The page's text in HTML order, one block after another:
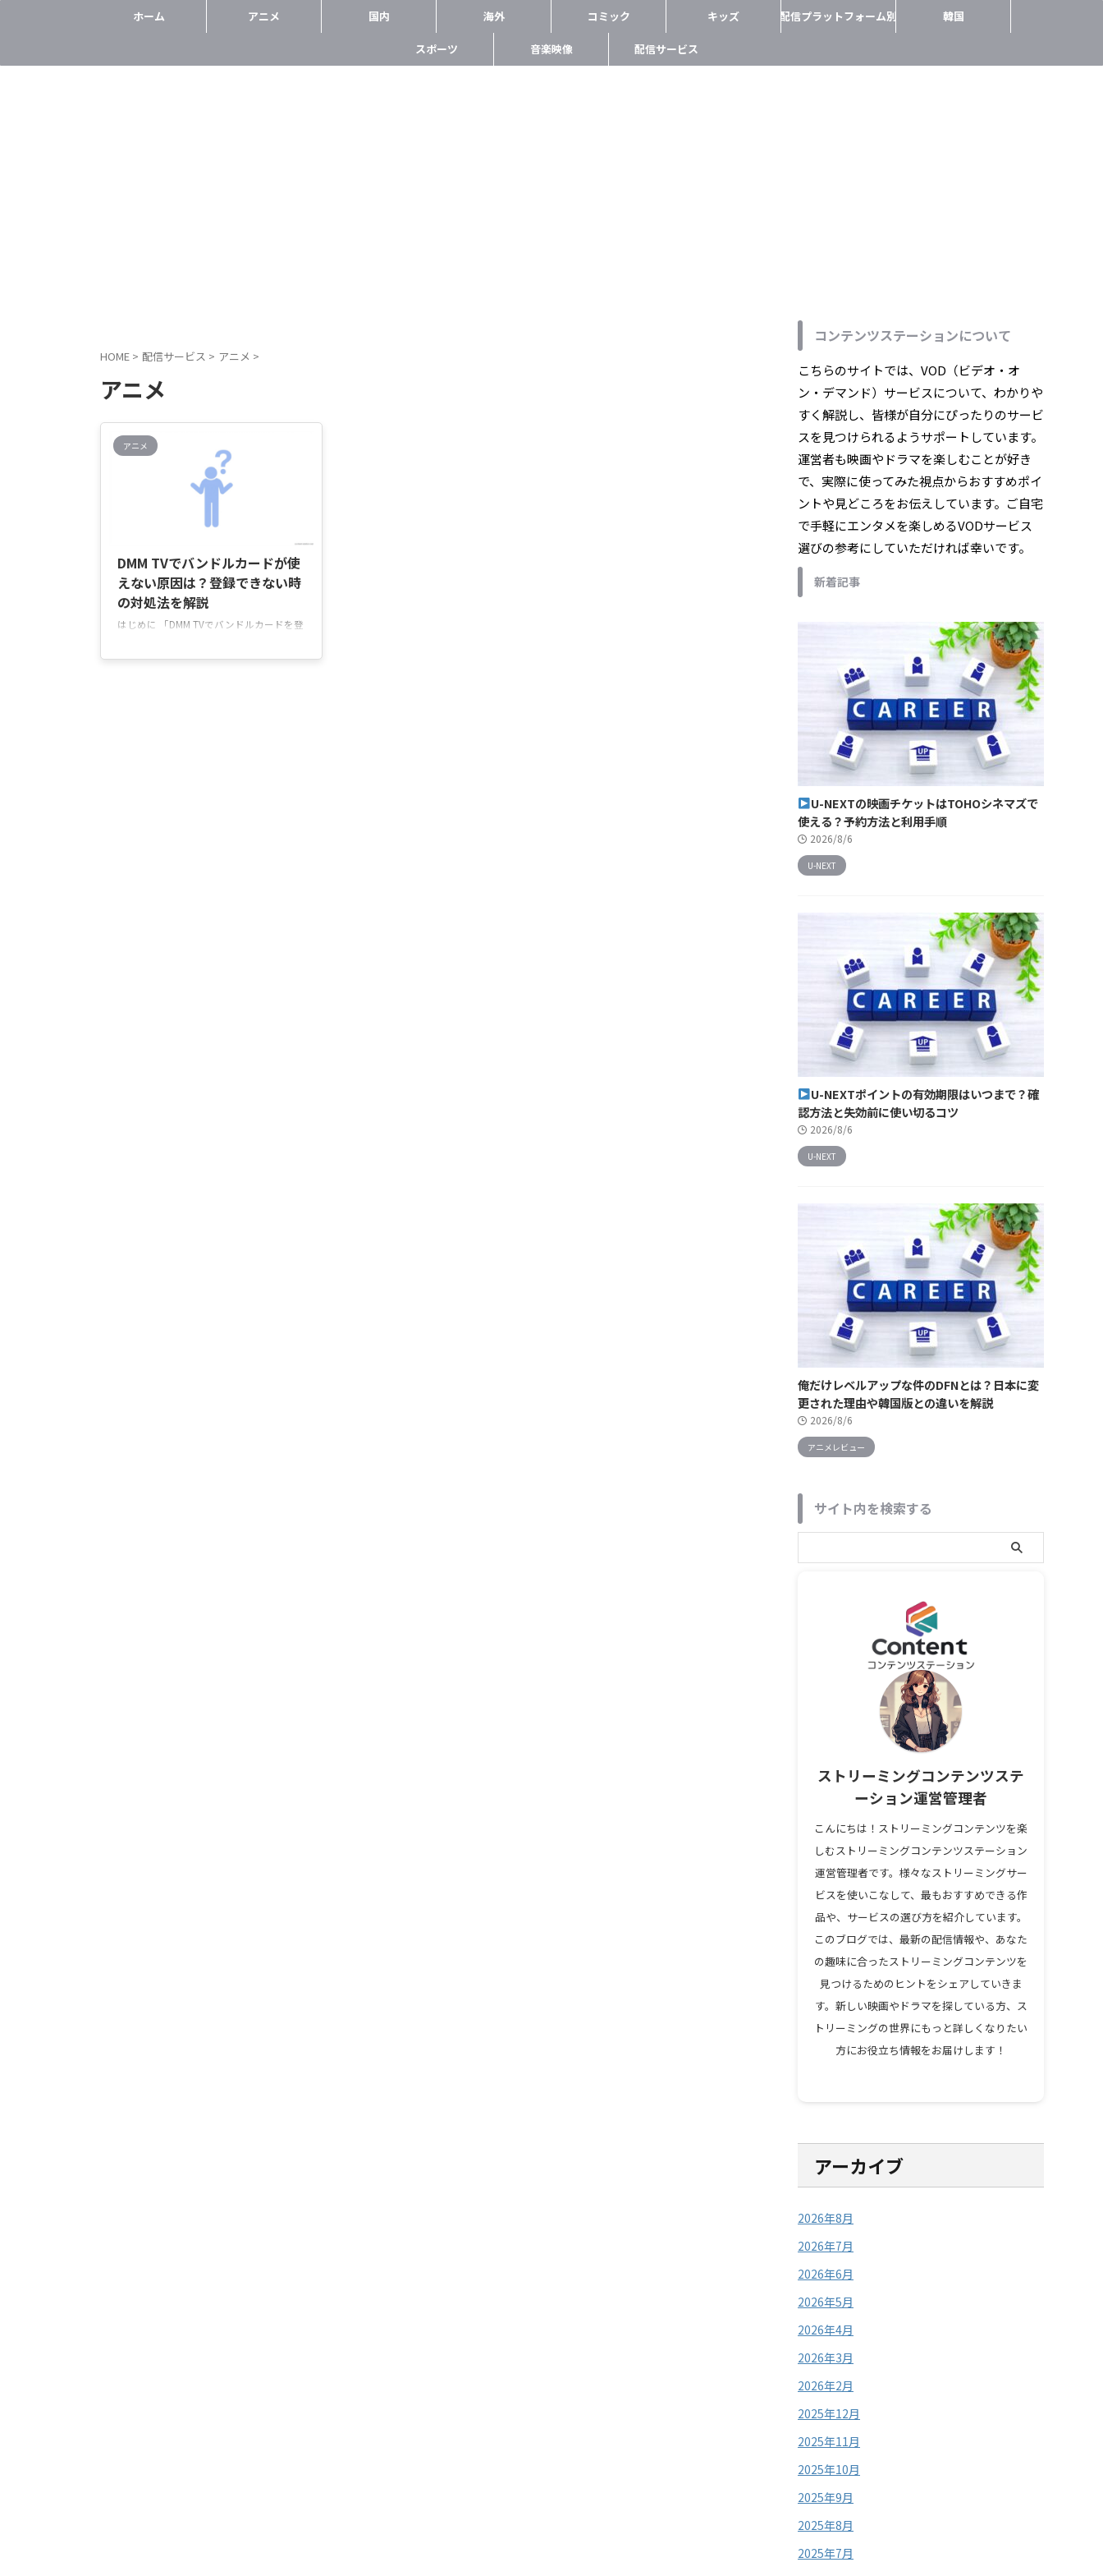
ホーム アニメ 国内 海外 コミック キッズ 配信プラットフォーム別 韓国
スポーツ 音楽映像 配信サービス
HOME > 配信サービス > アニメ >
アニメ
アニメ
DMM TVでバンドルカードが使
えない原因は？登録できない時
の対処法を解説
はじめに 「DMM TVでバンドルカードを登
はなぜ？」「今まで使えていたのに急に決
コンテンツステーションについて
こちらのサイトでは、VOD（ビデオ・オ
ン・デマンド）サービスについて、わかりや
すく解説し、皆様が自分にぴったりのサービ
スを見つけられるようサポートしています。
運営者も映画やドラマを楽しむことが好き
で、実際に使ってみた視点からおすすめポイ
ントや見どころをお伝えしています。ご自宅
で手軽にエンタメを楽しめるVODサービス
選びの参考にしていただければ幸いです。
新着記事
U-NEXTの映画チケットはTOHOシネマズで
使える？予約方法と利用手順
2026/8/6
U-NEXT
U-NEXTポイントの有効期限はいつまで？確
認方法と失効前に使い切るコツ
2026/8/6
U-NEXT
俺だけレベルアップな件のDFNとは？日本に変
更された理由や韓国版との違いを解説
2026/8/6
アニメレビュー
サイト内を検索する
ストリーミングコンテンツステ
ーション運営管理者
こんにちは！ストリーミングコンテンツを楽
しむストリーミングコンテンツステーション
運営管理者です。様々なストリーミングサー
ビスを使いこなして、最もおすすめできる作
品や、サービスの選び方を紹介しています。
このブログでは、最新の配信情報や、あなた
の趣味に合ったストリーミングコンテンツを
見つけるためのヒントをシェアしていきま
す。新しい映画やドラマを探している方、ス
トリーミングの世界にもっと詳しくなりたい
方にお役立ち情報をお届けします！
アーカイブ
2026年8月
2026年7月
2026年6月
2026年5月
2026年4月
2026年3月
2026年2月
2025年12月
2025年11月
2025年10月
2025年9月
2025年8月
2025年7月